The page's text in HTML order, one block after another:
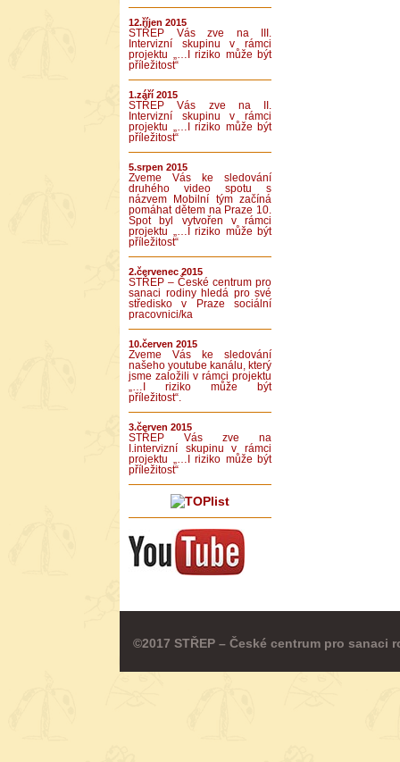
12.říjen 2015
STŘEP Vás zve na III.
Intervizní skupinu v rámci
projektu „…I riziko může být
příležitost“
1.září 2015
STŘEP Vás zve na II.
Intervizní skupinu v rámci
projektu „…I riziko může být
příležitost“
5.srpen 2015
Zveme Vás ke sledování
druhého video spotu s
názvem Mobilní tým začíná
pomáhat dětem na Praze 10.
Spot byl vytvořen v rámci
projektu „…I riziko může být
příležitost“
2.červenec 2015
STŘEP – České centrum pro
sanaci rodiny hledá pro své
středisko v Praze sociální
pracovnici/ka
10.červen 2015
Zveme Vás ke sledování
našeho youtube kanálu, který
jsme založili v rámci projektu
„…I riziko může být
příležitost“.
3.červen 2015
STŘEP Vás zve na
I.intervizní skupinu v rámci
projektu „…I riziko může být
příležitost“
©2017 STŘEP – České centrum pro sanaci